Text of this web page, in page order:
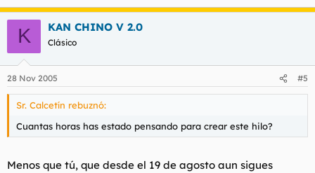
K KAN CHINO V 2.0
Clásico
28 Nov 2005 #5
Sr. Calcetín rebuznó:
Cuantas horas has estado pensando para crear este hilo?
Menos que tú, que desde el 19 de agosto aun sigues